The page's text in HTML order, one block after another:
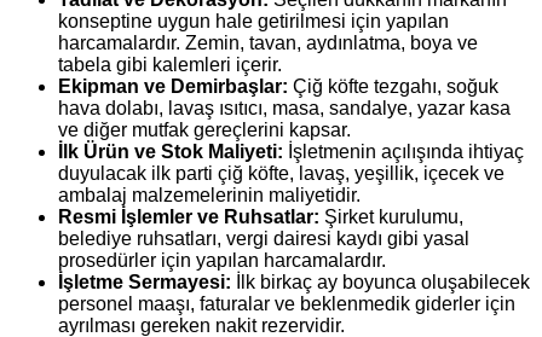
konseptine uygun hale getirilmesi için yapılan
harcamalardır. Zemin, tavan, aydınlatma, boya ve
tabela gibi kalemleri içerir.
Ekipman ve Demirbaşlar: Çiğ köfte tezgahı, soğuk
hava dolabı, lavaş ısıtıcı, masa, sandalye, yazar kasa
ve diğer mutfak gereçlerini kapsar.
İlk Ürün ve Stok Maliyeti: İşletmenin açılışında ihtiyaç
duyulacak ilk parti çiğ köfte, lavaş, yeşillik, içecek ve
ambalaj malzemelerinin maliyetidir.
Resmi İşlemler ve Ruhsatlar: Şirket kurulumu,
belediye ruhsatları, vergi dairesi kaydı gibi yasal
prosedürler için yapılan harcamalardır.
İşletme Sermayesi: İlk birkaç ay boyunca oluşabilecek
personel maaşı, faturalar ve beklenmedik giderler için
ayrılması gereken nakit rezervidir.